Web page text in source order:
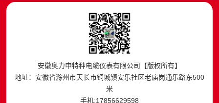
安徽奥力申特种电缆仪表有限公司【版权所有】
地址：安徽省滁州市天长市铜城镇安乐社区老庙岗通乐路东500
米
手机:17856629598